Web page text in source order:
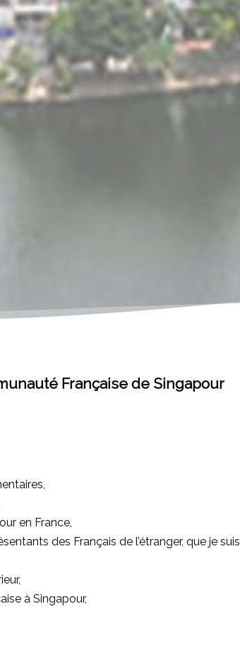
Française de Singapour
en France,
des Français de l’étranger, que je suis
à Singapour,